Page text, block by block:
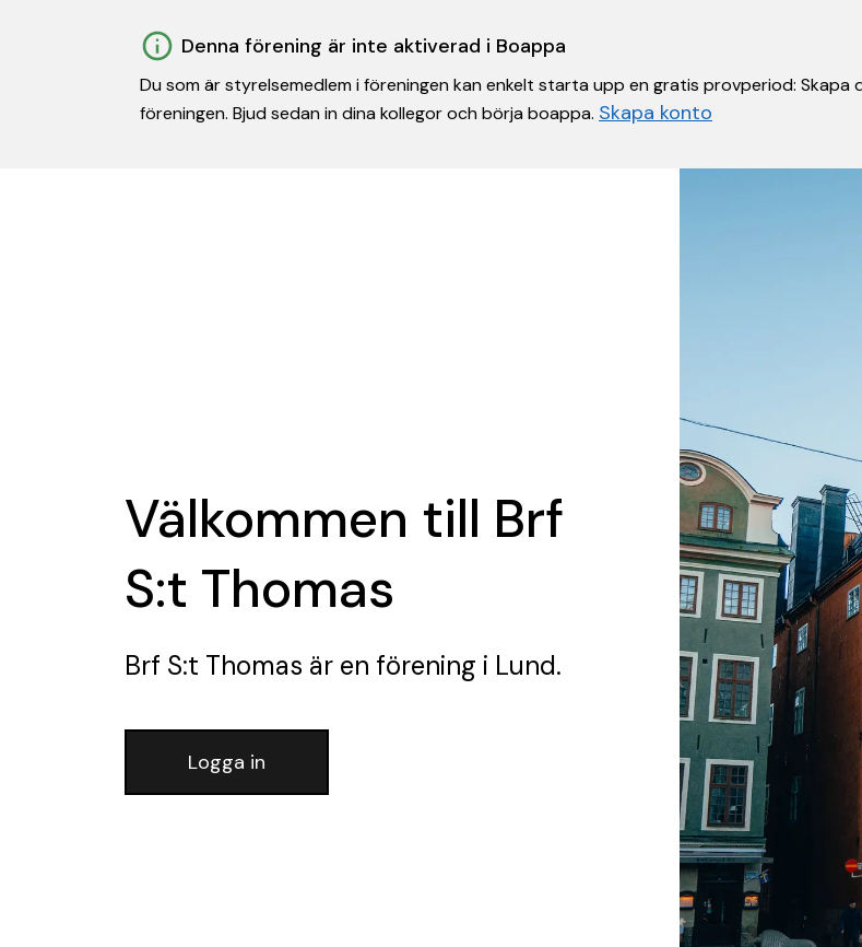
Denna förening är inte aktiverad i Boappa
Du som är styrelsemedlem i föreningen kan enkelt starta upp en gratis provperiod:
föreningen. Bjud sedan in dina kollegor och börja boappa. Skapa konto
Välkommen till Brf
S:t Thomas
Brf S:t Thomas är en förening i Lund.
Logga in